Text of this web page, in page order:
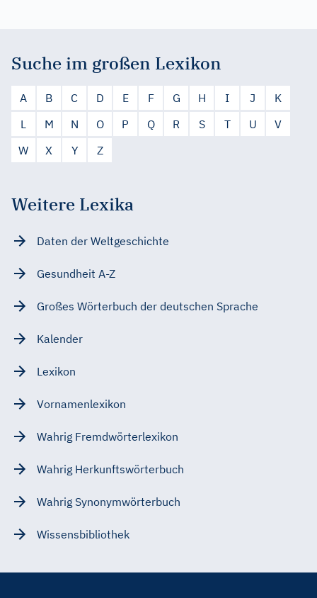
Suche im großen Lexikon
A B C D E F G H I J
K
L
M N O P Q R S T U
V
W
X Y Z
Weitere Lexika
Daten der Weltgeschichte
Gesundheit A-Z
Großes Wörterbuch der deutschen Sprache
Kalender
Lexikon
Vornamenlexikon
Wahrig Fremdwörterlexikon
Wahrig Herkunftswörterbuch
Wahrig Synonymwörterbuch
Wissensbibliothek